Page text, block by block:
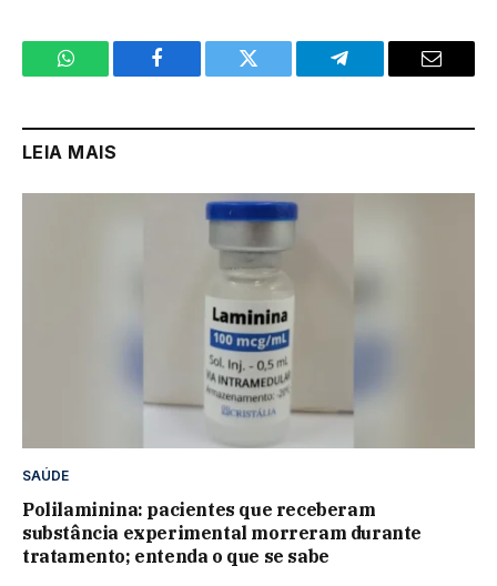
WhatsApp Facebook Twitter Telegram Email
LEIA MAIS
SAÚDE
Polilaminina: pacientes que receberam
substância experimental morreram durante
tratamento; entenda o que se sabe